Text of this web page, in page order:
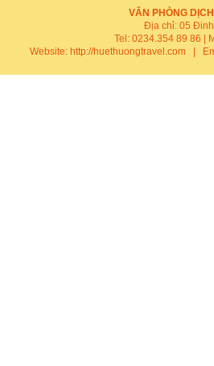
VĂN PHÒNG
Địa chỉ: 05
Tel: 0234.354 89 86 |
Website: http://huethuongtravel.com |